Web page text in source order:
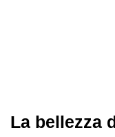
La bellezza